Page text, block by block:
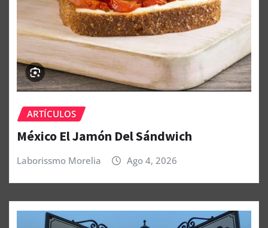
ARTÍCULOS
México El Jamón Del Sándwich
Laborissmo Morelia Ago 4, 2026